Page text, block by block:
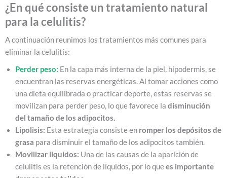
¿En qué consiste un tratamiento natural
para la celulitis?
A continuación reunimos los tratamientos más comunes para
eliminar la celulitis:
Perder peso: En la capa más interna de la piel, hipodermis, se
encuentran las reservas energéticas. Al tomar acciones como
una dieta equilibrada o practicar deporte, estas reservas se
movilizan para perder peso, lo que favorece la disminución
del tamaño de los adipocitos.
Lipolisis: Esta estrategia consiste en romper los depósitos de
grasa para disminuir el tamaño de los adipocitos también.
Movilizar líquidos: Una de las causas de la aparición de
celulitis es la retención de líquidos, por lo quees importante